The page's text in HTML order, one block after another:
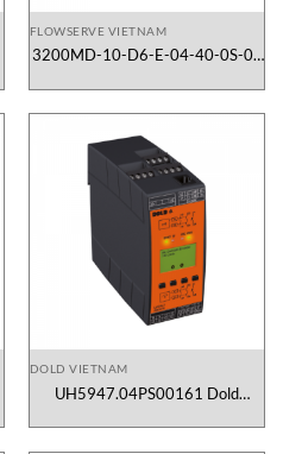
FLOWSERVE VIETNAM
3200MD-10-D6-E-04-40-0S-0F
DOLD VIETNAM
UH5947.04PS00161 Dold